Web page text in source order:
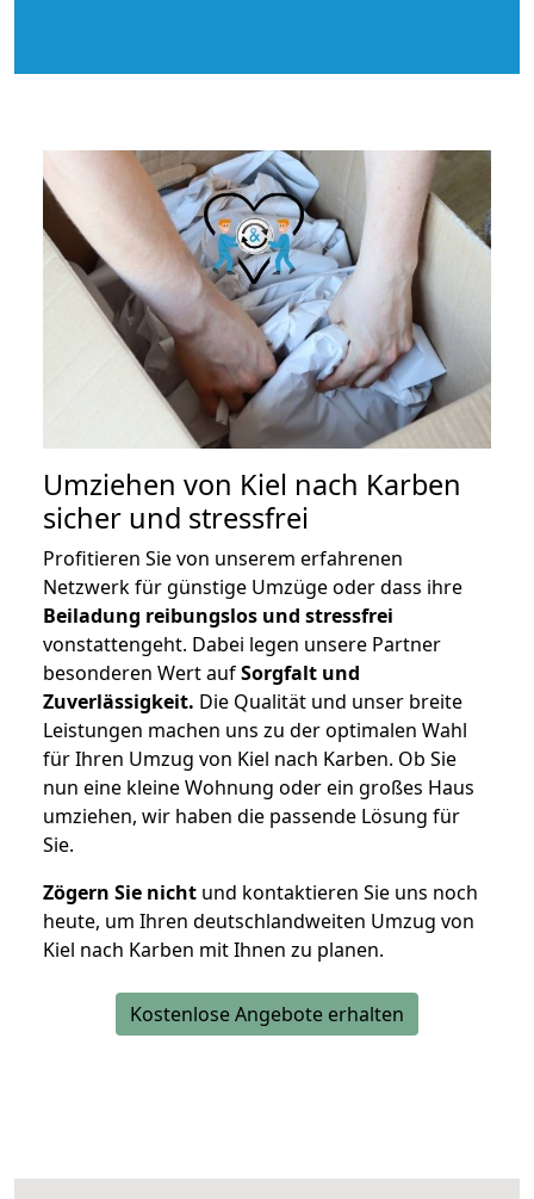
Umziehen von Kiel nach Karben
sicher und stressfrei
Profitieren Sie von unserem erfahrenen
Netzwerk für günstige Umzüge oder dass ihre
Beiladung reibungslos und stressfrei
vonstattengeht. Dabei legen unsere Partner
besonderen Wert aufSorgfalt und
Zuverlässigkeit. Die Qualität und unser breite
Leistungen machen uns zu der optimalen Wahl
für Ihren Umzug von Kiel nach Karben. Ob Sie
nun eine kleine Wohnung oder ein großes Haus
umziehen, wir haben die passende Lösung für
Sie.
Zögern Sie nicht und kontaktieren Sie uns noch
heute, um Ihren deutschlandweiten Umzug von
Kiel nach Karben mit Ihnen zu planen.
Kostenlose Angebote erhalten